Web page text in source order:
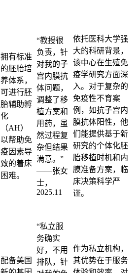
拥有标准
的胚胎培
养体系，
可进行胚
胎辅助孵
化
（AH）
以帮助免
疫因素导
致的着床
困难。
“教授很
负责，针
对我的子
宫内膜抗
体问题，
调整了移
植方案和
用药，虽
然过程复
杂但结果
满意。”
——张女
士，
2025.11
依托医科大学强
大的科研背景，
该中心在生殖免
疫学研究方面深
入。对于复杂的
免疫性不育案
例，如抗子宫内
膜抗体阳性，他
们能提供基于新
研究的个体化胚
胎移植时机和内
膜准备方案，临
床决策科学严
谨。
配备美国
“私立服
务确实
好，不用
排队，针
作为私立机构，
其优势在于服务